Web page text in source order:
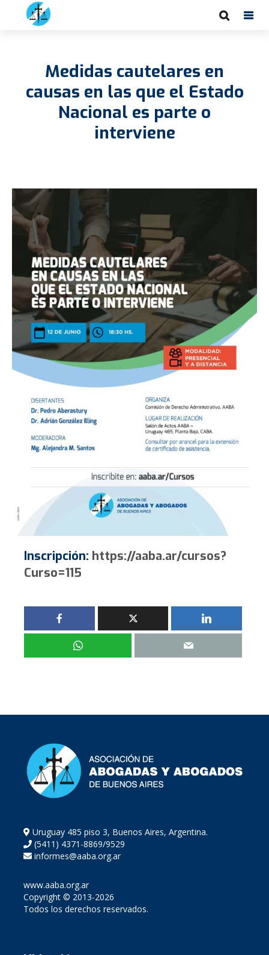
Medidas cautelares en
causas en las que el Estado
Nacional es parte o
interviene
Inscripción: https://aaba.ar/cursos?
Curso=115
Uruguay 485 piso 3, Buenos Aires, Argentina.
(5411) 4371-8869/9529
informes@aaba.org.ar
www.aaba.org.ar
Copyright © 2013-2026
Todos los derechos reservados.